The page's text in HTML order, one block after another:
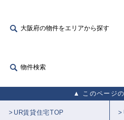
大阪府の物件をエリアから探す
物件検索
このページ
UR賃貸住宅TOP